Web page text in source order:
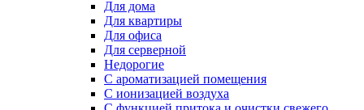
Для дома
Для квартиры
Для офиса
Для серверной
Недорогие
С ароматизацией помещения
С ионизацией воздуха